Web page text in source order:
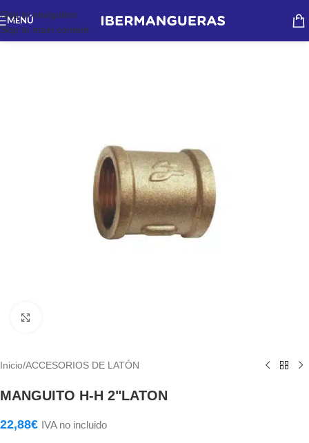
Skip to navigation
Skip to main content
MENÚ
Inicio/ACCESORIOS DE LATÓN
MANGUITO H-H 2"LATON
22,88€ IVA no incluido